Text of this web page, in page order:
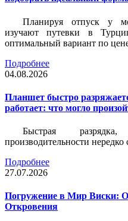
Планируя отпуск у
изучают путевки в
оптимальный вариант по
Подробнее
04.08.2026
Планшет быстро
работает: что могло
Быстрая
производительности
Подробнее
27.07.2026
Погружение в Мир Виски:
Откровения